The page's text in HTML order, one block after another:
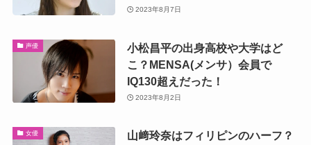
2023年8月7日
声優
小松昌平の出身高校や大学はど
こ？MENSA(メンサ）会員で
IQ130超えだった！
2023年8月2日
女優
山﨑玲奈はフィリピンのハーフ？